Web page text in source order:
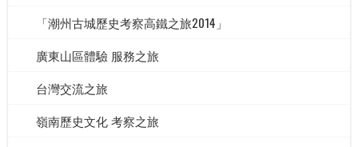
「潮州古城歷史考察高鐵之旅2014」
廣東山區體驗 服務之旅
台灣交流之旅
嶺南歷史文化 考察之旅